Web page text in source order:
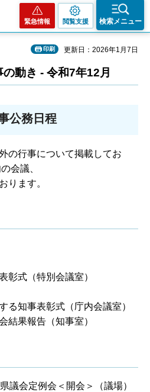
緊急情報 閲覧支援 検索メニュー
印刷 更新日：2026年1月7日
動き - 令和7年12月
公務日程
の行事について掲載してお
会議、
ります。
彰式（特別会議室）
る知事表彰式（庁内会議室）
結果報告（知事室）
議会定例会＜開会＞（議場）